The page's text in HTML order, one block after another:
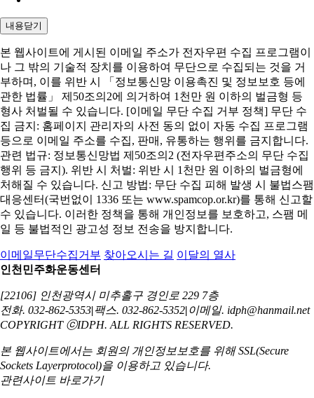
내용닫기
본 웹사이트에 게시된 이메일 주소가 전자우편 수집 프로그램이
나 그 밖의 기술적 장치를 이용하여 무단으로 수집되는 것을 거
부하며, 이를 위반 시 「정보통신망 이용촉진 및 정보보호 등에
관한 법률」 제50조의2에 의거하여 1천만 원 이하의 벌금형 등
형사 처벌될 수 있습니다. [이메일 무단 수집 거부 정책] 무단 수
집 금지: 홈페이지 관리자의 사전 동의 없이 자동 수집 프로그램
등으로 이메일 주소를 수집, 판매, 유통하는 행위를 금지합니다.
관련 법규: 정보통신망법 제50조의2 (전자우편주소의 무단 수집
행위 등 금지). 위반 시 처벌: 위반 시 1천만 원 이하의 벌금형에
처해질 수 있습니다. 신고 방법: 무단 수집 피해 발생 시 불법스팸
대응센터(국번없이 1336 또는 www.spamcop.or.kr)를 통해 신고할
수 있습니다. 이러한 정책을 통해 개인정보를 보호하고, 스팸 메
일 등 불법적인 광고성 정보 전송을 방지합니다.
이메일무단수집거부 찾아오시는 길 이달의 열사
인천민주화운동센터
[22106] 인천광역시 미추홀구 경인로 229 7층
전화. 032-862-5353|팩스. 032-862-5352|이메일. idph@hanmail.net
COPYRIGHT ⓒIDPH. ALL RIGHTS RESERVED.
본 웹사이트에서는 회원의 개인정보보호를 위해SSL(Secure
Sockets Layerprotocol)을 이용하고 있습니다.
관련사이트 바로가기